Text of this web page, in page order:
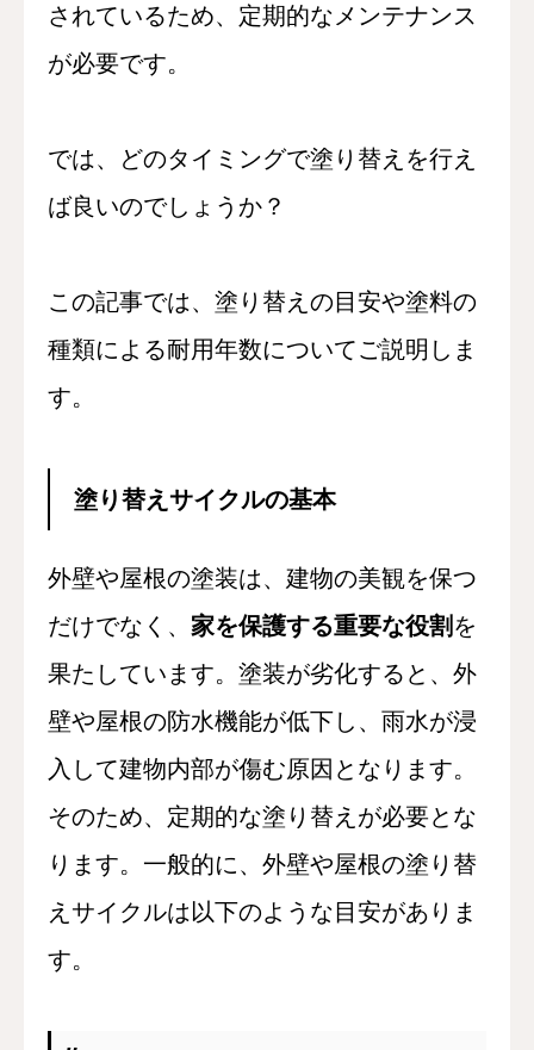
されているため、定期的なメンテナンス
が必要です。
では、どのタイミングで塗り替えを行え
ば良いのでしょうか？
この記事では、塗り替えの目安や塗料の
種類による耐用年数についてご説明しま
す。
塗り替えサイクルの基本
外壁や屋根の塗装は、建物の美観を保つ
だけでなく、 家を保護する重要な役割 を
果たしています。塗装が劣化すると、外
壁や屋根の防水機能が低下し、雨水が浸
入して建物内部が傷む原因となります。
そのため、定期的な塗り替えが必要とな
ります。一般的に、外壁や屋根の塗り替
えサイクルは以下のような目安がありま
す。